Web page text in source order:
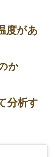
度があ
か
分析す